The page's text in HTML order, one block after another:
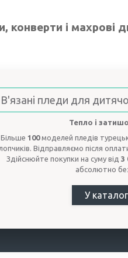
конверти і махрові
В'язані пледи для
Тепло і
Більше 100моделей пледів
Відправляємо після
Здійснюйте покупки на суму від 3
абсолютно
У